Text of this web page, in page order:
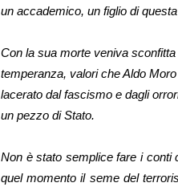
un accademico, un figlio di
Con la sua morte veniva sconfitta
temperanza, valori che Aldo
lacerato dal fascismo e dagli
un pezzo di Stato.
Non è stato semplice fare i conti
quel momento il seme del